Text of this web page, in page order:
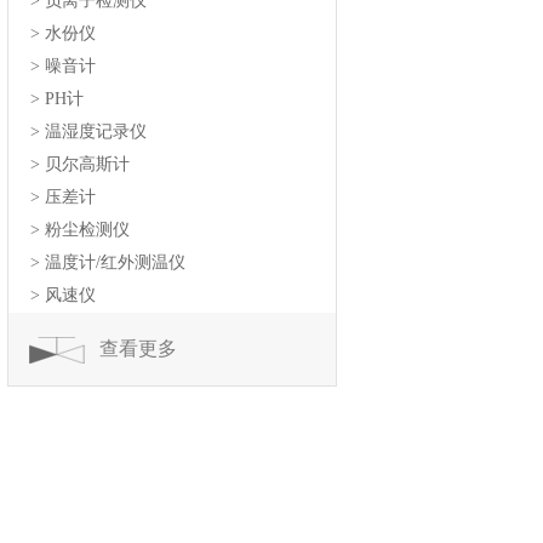
> 水份仪
> 噪音计
> PH计
> 温湿度记录仪
> 贝尔高斯计
> 压差计
> 粉尘检测仪
> 温度计/红外测温仪
> 风速仪
查看更多